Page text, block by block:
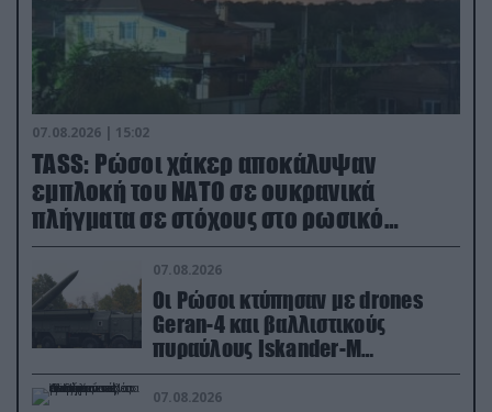
07.08.2026 | 15:02
TASS: Ρώσοι χάκερ αποκάλυψαν
εμπλοκή του ΝΑΤΟ σε ουκρανικά
πλήγματα σε στόχους στο ρωσικό
έδαφος!
07.08.2026
Οι Ρώσοι κτύπησαν με drones
Geran-4 και βαλλιστικούς
πυραύλους Iskander-M
ουκρανικό τρένο με στρατιωτικό
εξοπλισμό
07.08.2026